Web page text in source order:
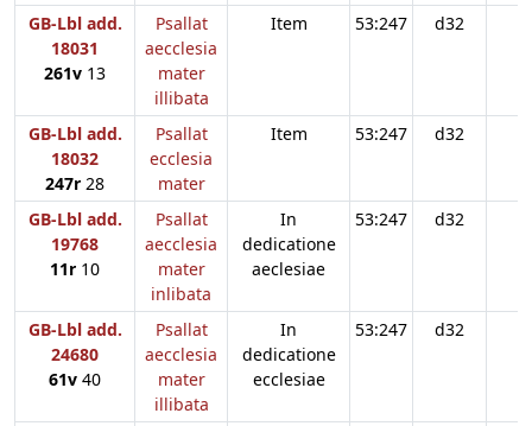
GB-Lbl add.
18031
261v 13
Psallat
aecclesia
mater
illibata
Item 53:247 d32
GB-Lbl add.
18032
247r 28
Psallat
ecclesia
mater
Item 53:247 d32
GB-Lbl add.
19768
11r 10
Psallat
aecclesia
mater
inlibata
In
dedicatione
aeclesiae
53:247 d32
GB-Lbl add.
24680
61v 40
Psallat
aecclesia
mater
illibata
In
dedicatione
ecclesiae
53:247 d32